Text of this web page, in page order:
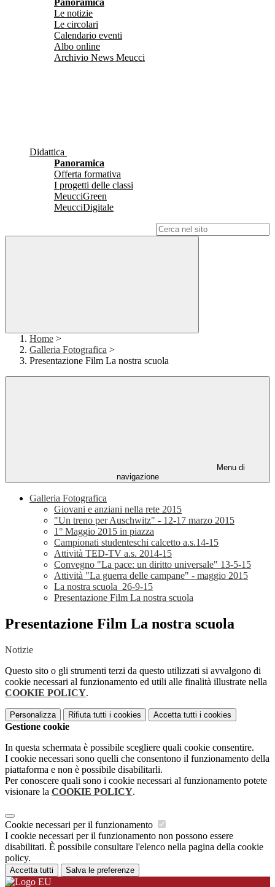
Panoramica
Le notizie
Le circolari
Calendario eventi
Albo online
Archivio News Meucci
Didattica
Panoramica
Offerta formativa
I progetti delle classi
MeucciGreen
MeucciDigitale
Home >
Galleria Fotografica >
Presentazione Film La nostra scuola
Menu di
navigazione
Galleria Fotografica
Giovani e anziani nella rete 2015
"Un treno per Auschwitz" - 12-17 marzo 2015
1° Maggio 2015 in piazza
Campionati studenteschi calcetto a.s.14-15
Attività TED-TV a.s. 2014-15
Convegno "La pace: un diritto universale" 13-5-15
Attività "La guerra delle campane" - maggio 2015
La nostra scuola_26-9-15
Presentazione Film La nostra scuola
Presentazione Film La nostra scuola
Notizie
Questo sito o gli strumenti terzi da questo utilizzati si avvalgono di
cookie necessari al funzionamento ed utili alle finalità illustrate nella
COOKIE POLICY.
Personalizza Rifiuta tutti i cookies Accetta tutti i cookies
Gestione cookie
In questa schermata è possibile scegliere quali cookie consentire.
I cookie necessari sono quelli che consentono il funzionamento della
piattaforma e non è possibile disabilitarli.
Per conoscere quali sono i cookie necessari al funzionamento potete
visionare la COOKIE POLICY.
Cookie necessari per il funzionamento
I cookie necessari per il funzionamento non possono essere
disabilitati. È possibile consultare l'elenco nella pagina della cookie
policy.
Accetta tutti Salva le preferenze